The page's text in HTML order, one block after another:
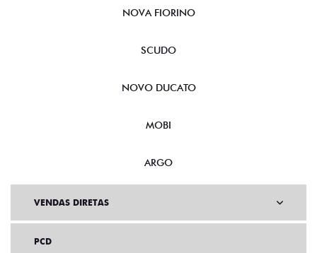
NOVA FIORINO
SCUDO
NOVO DUCATO
MOBI
ARGO
VENDAS DIRETAS
PCD